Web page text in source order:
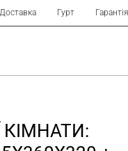
Гурт Гарантія
КІМНАТИ: